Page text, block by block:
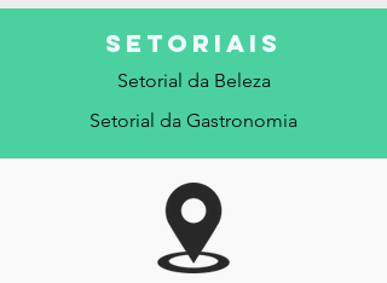
SETORIAis
Setorial da Beleza
Setorial da Gastronomia